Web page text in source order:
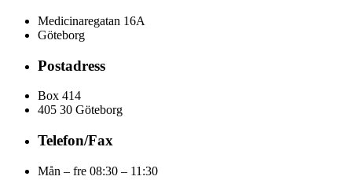
Medicinaregatan 16A
Göteborg
Postadress
Box 414
405 30 Göteborg
Telefon/Fax
Mån – fre 08:30 – 11:30